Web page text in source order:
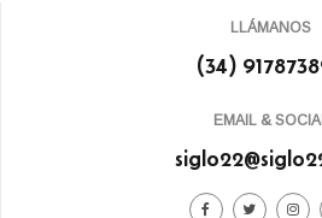
LLÁMANOS
(34)
EMAIL &